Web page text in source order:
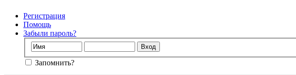
Регистрация
Помощь
Забыли пароль?
Запомнить?